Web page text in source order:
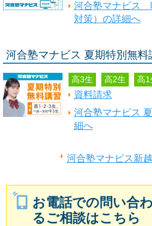
河合塾マナビス新
河合塾マナビス
対策）の詳細へ
河合塾マナビス 夏期特別無料
高3生 高2生 高1
資料請求
河合塾マナビス
細へ
お電話での問い合
るご相談はこちら